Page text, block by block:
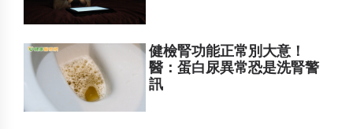
健檢腎功能正常別大意！
醫：蛋白尿異常恐是洗腎警
訊